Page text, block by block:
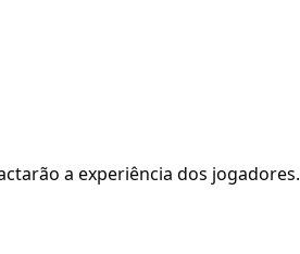
a experiência dos jogadores.